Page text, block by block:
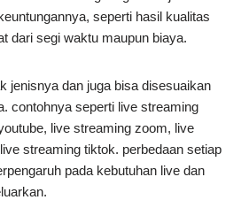
seperti hasil kualitas
dari segi waktu maupun biaya.
jenisnya dan juga bisa disesuaikan
contohnya seperti live streaming
live streaming zoom, live
streaming tiktok. perbedaan setiap
pada kebutuhan live dan